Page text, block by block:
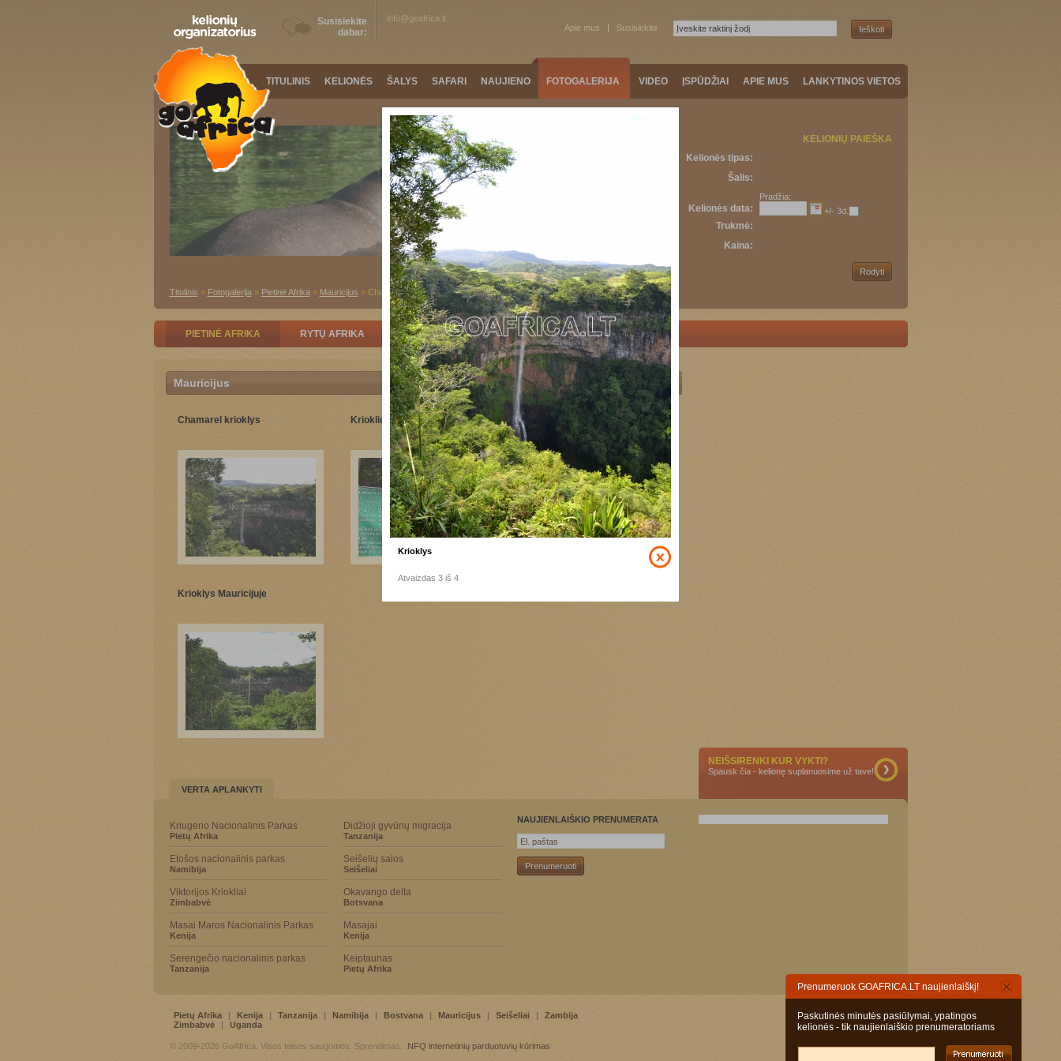
Apie mus Susisiekite
Susisiekite
dabar:
info@goafrica.lt
TITULINIS KELIONĖS ŠALYS SAFARI NAUJIENOS FOTOGALERIJA VIDEO ĮSPŪDŽIAI APIE MUS LANKYTINOS VIETOS
KELIONIŲ PAIEŠKA
Kelionės tipas:
Šalis:
Kelionės data:
Pradžia:
+/- 3d.
Trukmė:
Kaina:
Titulinis » Fotogalerija » Pietinė Afrika » Mauricijus » Chamarel krioklys
PIETINĖ AFRIKA RYTŲ AFRIKA ŠIAURINĖ AFRIKA KELIAUTOJŲ ĮSPŪDŽIAI
Mauricijus
Chamarel krioklys Krioklio aprašymas Krioklys
Krioklys Mauricijuje
VERTA APLANKYTI
NEIŠSIRENKI KUR VYKTI?
Spausk čia - kelionę suplanuosime už tave!
Kriugerio Nacionalinis Parkas
Pietų Afrika
Etošos nacionalinis parkas
Namibija
Viktorijos Kriokliai
Zimbabvė
Masai Maros Nacionalinis Parkas
Kenija
Serengečio nacionalinis parkas
Tanzanija
Didžioji gyvūnų migracija
Tanzanija
Seišelių salos
Seišeliai
Okavango delta
Botsvana
Masajai
Kenija
Keiptaunas
Pietų Afrika
NAUJIENLAIŠKIO PRENUMERATA
Pietų Afrika | Kenija | Tanzanija | Namibija | Bostvana | Mauricijus | Seišeliai |
Zambija
Zimbabvė
| Uganda
© 2009-2026 GoAfrica. Visos teisės saugomos. Sprendimas: .NFQ internetinių parduotuvių kūrimas
Prenumeruok GOAFRICA.LT naujienlaiškį!
Paskutinės minutės pasiūlymai, ypatingos
kelionės - tik naujienlaiškio prenumeratoriams
Krioklys
Atvaizdas 3 iš 4